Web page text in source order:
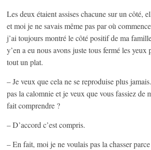
Les deux étaient assises chacune sur un côté,
et moi je ne savais même pas par où
j’ai toujours montré le côté positif de ma
y’en a eu nous avons juste tous fermé les yeux
tout un plat.
– Je veux que cela ne se reproduise plus
pas la calomnie et je veux que vous fassiez de
fait comprendre ?
– D’accord c’est compris.
– En fait, moi je ne voulais pas la chasser